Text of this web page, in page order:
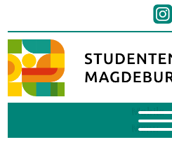
Mobile
Menu